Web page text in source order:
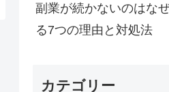
副業が続かないのはな
る7つの理由と対処法
カテゴリー